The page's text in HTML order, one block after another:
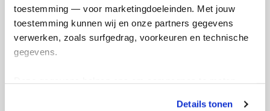
toestemming — voor marketingdoeleinden. Met jouw
toestemming kunnen wij en onze partners gegevens
verwerken, zoals surfgedrag, voorkeuren en technische
gegevens.
Details tonen
Updates
De berg op voor mijn